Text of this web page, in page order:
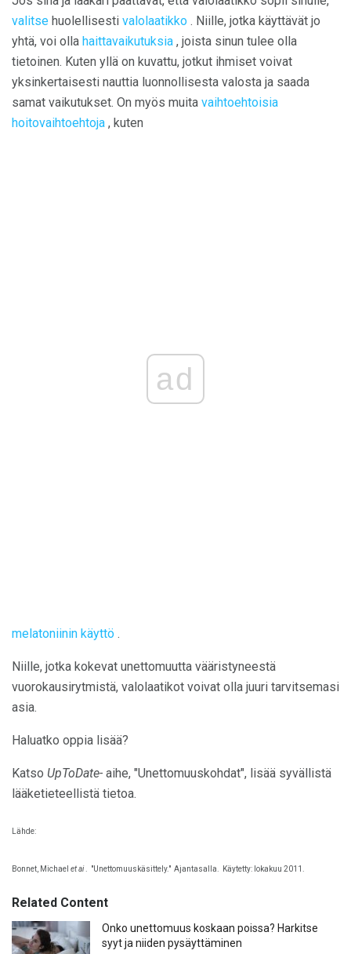
valitse huolellisesti valolaatikko . Niille, jotka käyttävät jo
yhtä, voi olla haittavaikutuksia , joista sinun tulee olla
tietoinen. Kuten yllä on kuvattu, jotkut ihmiset voivat
yksinkertaisesti nauttia luonnollisesta valosta ja saada
samat vaikutukset. On myös muita vaihtoehtoisia
hoitovaihtoehtoja , kuten
ad
melatoniinin käyttö .
Niille, jotka kokevat unettomuutta vääristyneestä
vuorokausirytmistä, valolaatikot voivat olla juuri tarvitsemasi
asia.
Haluatko oppia lisää?
Katso UpToDate- aihe, "Unettomuuskohdat", lisää syvällistä
lääketieteellistä tietoa.
Lähde:
Bonnet, Michael et ai. "Unettomuuskäsittely." Ajantasalla. Käytetty: lokakuu 2011.
Related Content
Onko unettomuus koskaan poissa? Harkitse
syyt ja niiden pysäyttäminen